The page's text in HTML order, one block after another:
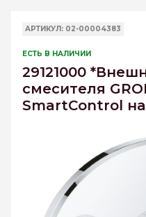
АРТИКУЛ: 02-00004383
ЕСТЬ В НАЛИЧИИ
29121000
смесителя
SmartControl